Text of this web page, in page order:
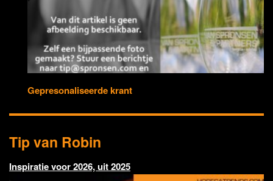
Gepresonaliseerde krant
Tip van Robin
Inspiratie voor 2026, uit 2025